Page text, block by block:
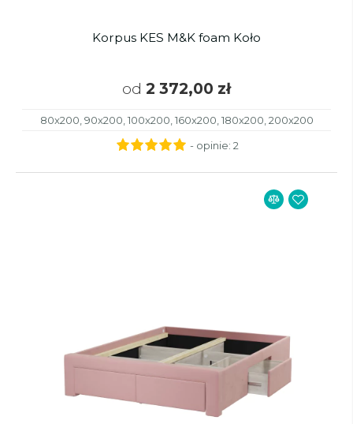
Korpus KES M&K foam Koło
od 2 372,00 zł
80x200, 90x200, 100x200, 160x200, 180x200, 200x200
- opinie: 2